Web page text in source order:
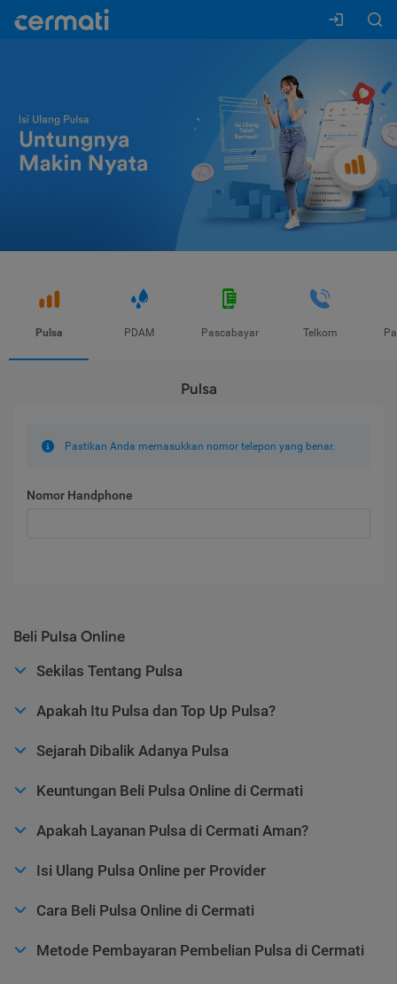
Pulsa PDAM Pascabayar Telkom
Pulsa
Pastikan Anda memasukkan nomor telepon yang benar.
Nomor Handphone
Beli Pulsa Online
Sekilas Tentang Pulsa
Apakah Itu Pulsa dan Top Up Pulsa?
Sejarah Dibalik Adanya Pulsa
Keuntungan Beli Pulsa Online di Cermati
Apakah Layanan Pulsa di Cermati Aman?
Isi Ulang Pulsa Online per Provider
Cara Beli Pulsa Online di Cermati
Metode Pembayaran Pembelian Pulsa di Cermati